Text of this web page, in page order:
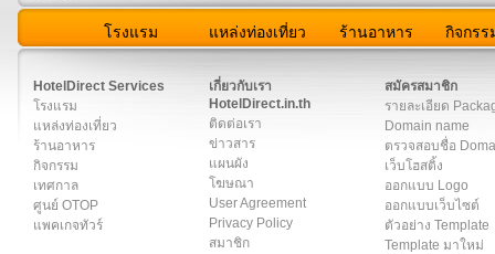
โรงแรม แหล่งท่องเที่ยว ร้านอาหาร กิจกรร
HotelDirect Services
โรงแรม
แหล่งท่องเที่ยว
ร้านอาหาร
กิจกรรม
เทศกาล
ศูนย์ OTOP
แพคเกจทัวร์
เกี่ยวกับเรา
HotelDirect.in.th
ติดต่อเรา
ข่าวสาร
แผนผัง
โฆษณา
User Agreement
Privacy Policy
สมาชิก
สมัครสมาชิก
รายละเอียด
Domain name
ตรวจสอบชื่อ
เว็บโฮสติ้ง
ออกแบบ Logo
ออกแบบเว็บไซต์
ตัวอย่าง Template
Template มาใหม่